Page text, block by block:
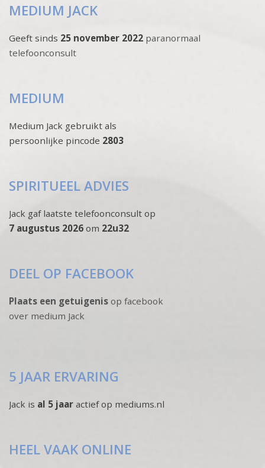
MEDIUM JACK
Geeft sinds 25 november 2022 paranormaal
telefoonconsult
MEDIUM
Medium Jack gebruikt als
persoonlijke pincode 2803
SPIRITUEEL ADVIES
Jack gaf laatste telefoonconsult op
7 augustus 2026 om 22u32
DEEL OP FACEBOOK
Plaats een getuigenis op facebook
over medium Jack
5 JAAR ERVARING
Jack is al 5 jaar actief op mediums.nl
HEEL VAAK ONLINE